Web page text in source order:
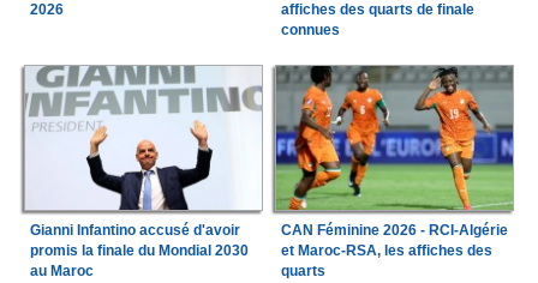
2026
affiches des quarts de finale
connues
Gianni Infantino accusé d'avoir
promis la finale du Mondial 2030
au Maroc
CAN Féminine 2026 - RCI-Algérie
et Maroc-RSA, les affiches des
quarts